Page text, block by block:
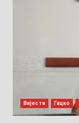
Вијести Гацко